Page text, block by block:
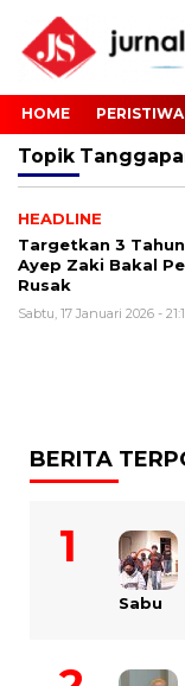
HOME PERISTIWA
Topik
HEADLINE
Targetkan 3
Ayep Zaki Bakal
Rusak
Sabtu, 17 Januari 2026 -
BERITA
Sabu